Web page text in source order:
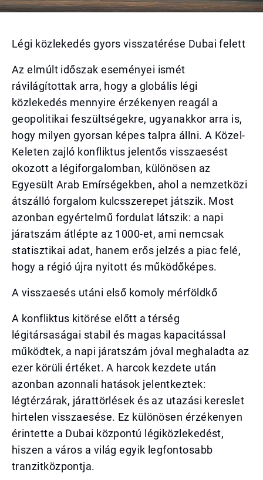
Légi közlekedés gyors visszatérése Dubai felett
Az elmúlt időszak eseményei ismét
rávilágítottak arra, hogy a globális légi
közlekedés mennyire érzékenyen reagál a
geopolitikai feszültségekre, ugyanakkor arra is,
hogy milyen gyorsan képes talpra állni. A Közel-
Keleten zajló konfliktus jelentős visszaesést
okozott a légiforgalomban, különösen az
Egyesült Arab Emírségekben, ahol a nemzetközi
átszálló forgalom kulcsszerepet játszik. Most
azonban egyértelmű fordulat látszik: a napi
járatszám átlépte az 1000-et, ami nemcsak
statisztikai adat, hanem erős jelzés a piac felé,
hogy a régió újra nyitott és működőképes.
A visszaesés utáni első komoly mérföldkő
A konfliktus kitörése előtt a térség
légitársaságai stabil és magas kapacitással
működtek, a napi járatszám jóval meghaladta az
ezer körüli értéket. A harcok kezdete után
azonban azonnali hatások jelentkeztek:
légtérzárak, járattörlések és az utazási kereslet
hirtelen visszaesése. Ez különösen érzékenyen
érintette a Dubai központú légiközlekedést,
hiszen a város a világ egyik legfontosabb
tranzitközpontja.